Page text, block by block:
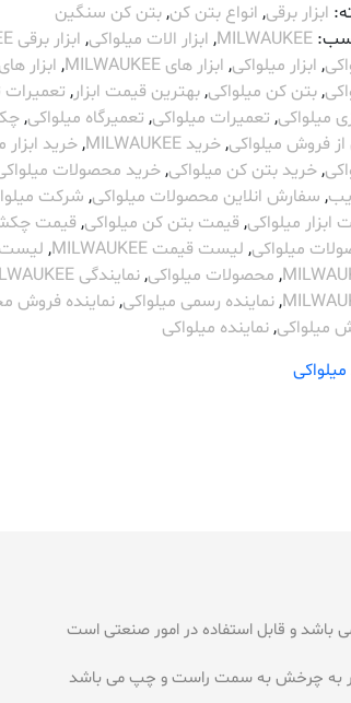
ابزار برقی, انواع بتن کن,بتن کن سنگین
MILWAUKEE
, ابزار الات میلواکی, ابزار برقی MILWAUKEE
, ابزار میلواکی, ابزار های MILWAUKEE , ابزار
,بتن کن میلواکی,بهترین قیمت ابزار,
میلواکی, تعمیرات میلواکی, تعمیرگاه میلواکی,
فروش میلواکی,خرید MILWAUKEE ,خرید ابزار
,خرید بتن کن میلواکی,خرید محصولات
, سفارش انلاین محصولات میلواکی, شرکت
ابزار میلواکی, قیمت بتن کن میلواکی, قیمت
میلواکی, لیست قیمت MILWAUKEE , لیست
, محصولات میلواکی,نمایندگی MILWAUKEE
,نماینده رسمی میلواکی,نماینده فروش
میلواکی,نماینده میلواکی
میلواکی
قادر به چرخش به سمت راست و چپ می باشد